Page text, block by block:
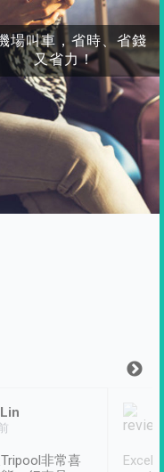
場叫車，省時、省錢
又省力！
非常喜